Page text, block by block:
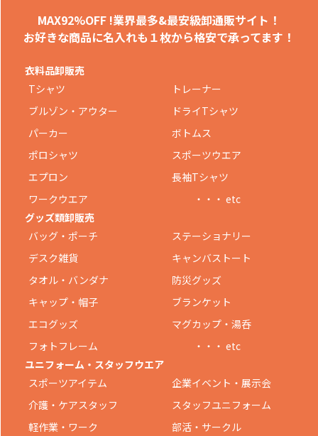
MAX92%OFF !業界最多&最安級卸通販サイト！
お好きな商品に名入れも １枚から格安で承ってます！
衣料品卸販売
Tシャツ
トレーナー
ブルゾン・アウター
ドライTシャツ
パーカー
ボトムス
ポロシャツ
スポーツウエア
エプロン
長袖Tシャツ
ワークウエア
・・・ etc
グッズ類卸販売
バッグ・ポーチ
ステーショナリー
デスク雑貨
キャンバストート
タオル・バンダナ
防災グッズ
キャップ・帽子
ブランケット
エコグッズ
マグカップ・湯呑
フォトフレーム
・・・ etc
ユニフォーム・スタッフウエア
スポーツアイテム
企業イベント・展示会
介護・ケアスタッフ
スタッフユニフォーム
軽作業・ワーク
部活・サークル